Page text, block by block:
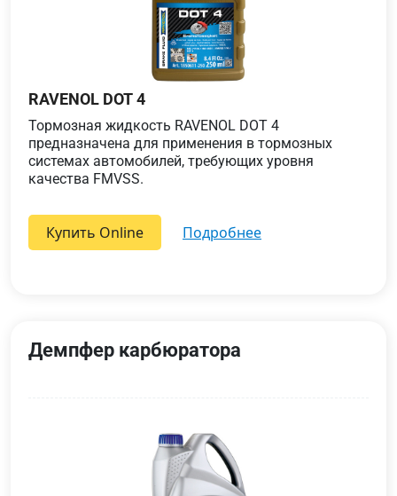
RAVENOL DOT 4
Тормозная жидкость RAVENOL DOT 4
предназначена для применения в тормозных
системах автомобилей, требующих уровня
качества FMVSS.
Купить Online подробнее
Демпфер карбюратора